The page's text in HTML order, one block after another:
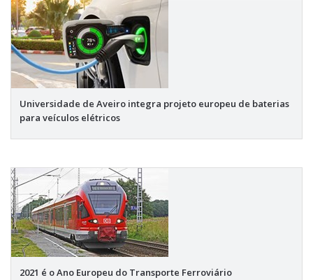
Universidade de Aveiro integra projeto europeu de baterias
para veículos elétricos
2021 é o Ano Europeu do Transporte Ferroviário